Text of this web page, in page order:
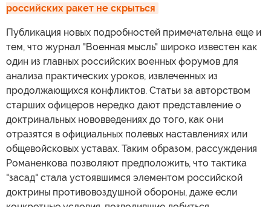
российских ракет не скрыться
Публикация новых подробностей примечательна еще и
тем, что журнал "Военная мысль" широко известен как
один из главных российских военных форумов для
анализа практических уроков, извлеченных из
продолжающихся конфликтов. Статьи за авторством
старших офицеров нередко дают представление о
доктринальных нововведениях до того, как они
отразятся в официальных полевых наставлениях или
общевойсковых уставах. Таким образом, рассуждения
Романенкова позволяют предположить, что тактика
"засад" стала устоявшимся элементом российской
доктрины противовоздушной обороны, даже если